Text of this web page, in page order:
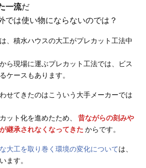
一流だ
では使い物にならないのでは？
、積水ハウスの大工がプレカット工法中
ら現場に運ぶプレカット工法では、ビス
ケースもあります。
せてきたのはこういう大手メーカーでは
ット化を進めたため、
昔ながらの刻みや
継承されなくなってきた からです。
大工を取り巻く環境の変化については、
ます。